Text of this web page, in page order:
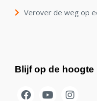
Verover de weg op
Blijf op de hoogte